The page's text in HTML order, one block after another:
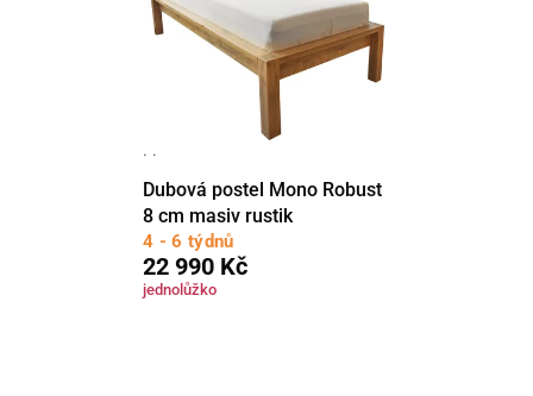
· ·
Dubová postel Mono Robust
8 cm masiv rustik
4 - 6 týdnů
22 990 Kč
jednolůžko